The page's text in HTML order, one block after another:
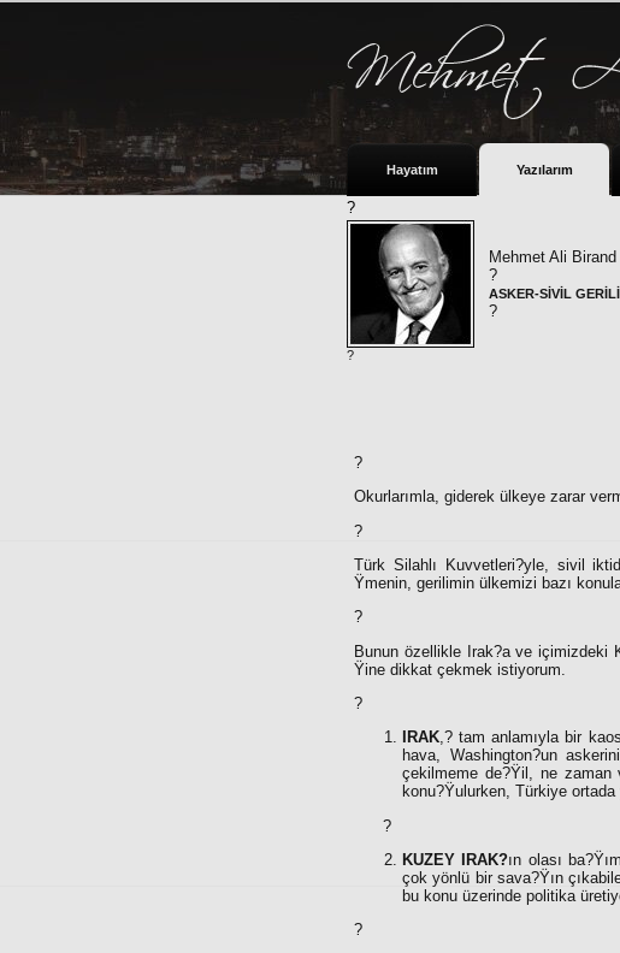
Hayatım Yazılarım
?
Mehmet Ali Birand
?
ASKER-SİVİL
?
?
?
Okurlarımla, giderek ülkeye zarar
?
Türk Silahlı Kuvvetleri?yle, sivil
Ÿmenin, gerilimin ülkemizi bazı
?
Bunun özellikle Irak?a ve içimizdeki
Ÿine dikkat çekmek istiyorum.
?
IRAK,? tam anlamıyla bir
hava, Washington?un
çekilmeme de?Ÿil, ne zaman
konu?Ÿulurken, Türkiye
?
KUZEY IRAK?ın olası
çok yönlü bir sava?Ÿın
bu konu üzerinde politika
?